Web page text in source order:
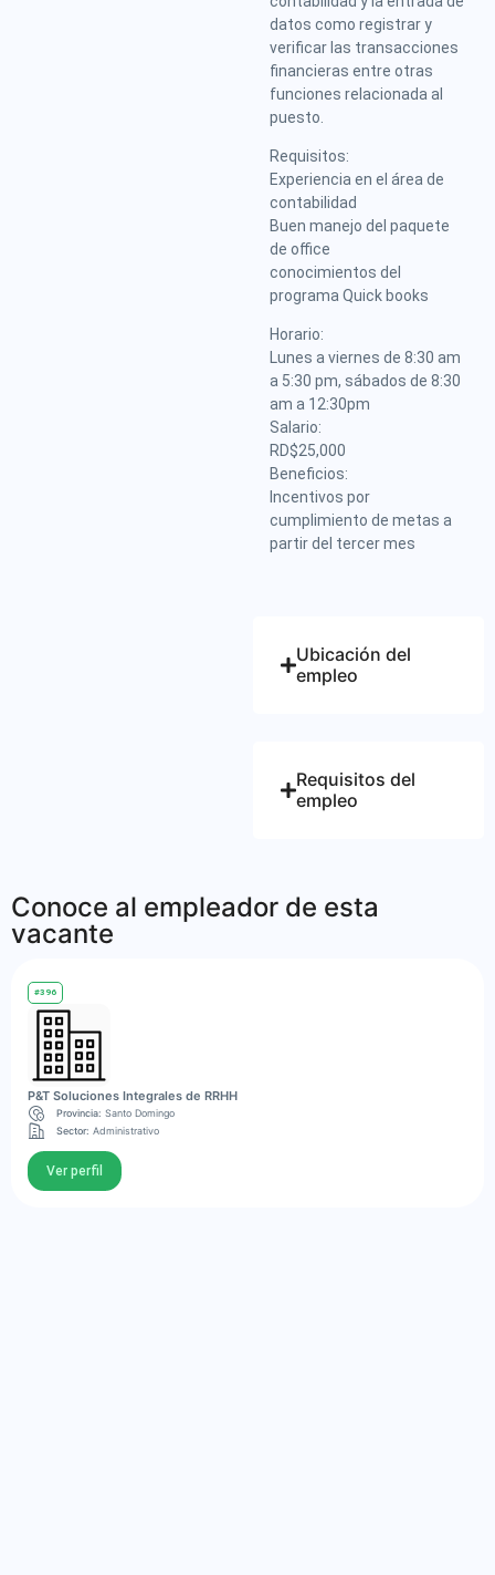
datos como registrar y
verificar las transacciones
financieras entre otras
funciones relacionada al
puesto.
Requisitos:
Experiencia en el área de
contabilidad
Buen manejo del paquete
de office
conocimientos del
programa Quick books
Horario:
Lunes a viernes de 8:30 am
a 5:30 pm, sábados de 8:30
am a 12:30pm
Salario:
RD$25,000
Beneficios:
Incentivos por
cumplimiento de metas a
partir del tercer mes
Ubicación del
empleo
Requisitos del
empleo
Conoce al empleador de esta
vacante
#396
P&T Soluciones Integrales de RRHH
Provincia: Santo Domingo
Sector: Administrativo
Ver perfil